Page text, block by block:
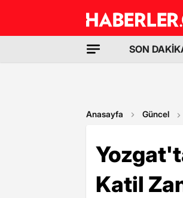
SON
Anasayfa Güncel
Katil